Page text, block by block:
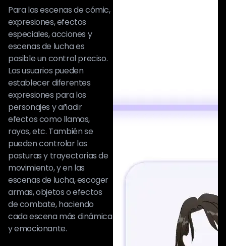
Para las escenas de cómic,
expresiones, efectos
especiales, acciones y
escenas de lucha es
posible un control preciso.
Los usuarios pueden
establecer diferentes
expresiones para los
personajes y añadir
efectos como llamas,
rayos, etc. También se
pueden controlar las
posturas y trayectorias de
movimiento, y en las
escenas de lucha, escoger
armas, objetos o efectos
de combate, haciendo
cada escena más dinámica
y emocionante.